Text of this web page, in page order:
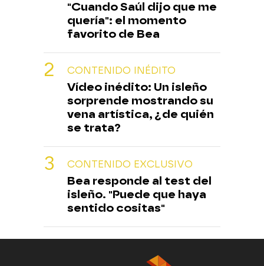
"Cuando Saúl dijo que me
quería": el momento
favorito de Bea
CONTENIDO INÉDITO
Vídeo inédito: Un isleño
sorprende mostrando su
vena artística, ¿de quién
se trata?
CONTENIDO EXCLUSIVO
Bea responde al test del
isleño. "Puede que haya
sentido cositas"